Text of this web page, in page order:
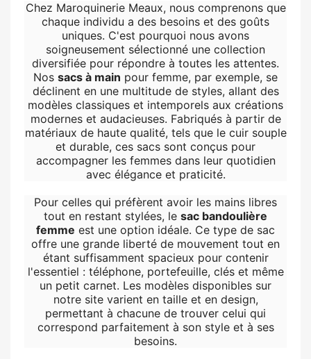
Chez Maroquinerie Meaux, nous comprenons que
chaque individu a des besoins et des goûts
uniques. C'est pourquoi nous avons
soigneusement sélectionné une collection
diversifiée pour répondre à toutes les attentes.
Nos sacs à main pour femme, par exemple, se
déclinent en une multitude de styles, allant des
modèles classiques et intemporels aux créations
modernes et audacieuses. Fabriqués à partir de
matériaux de haute qualité, tels que le cuir souple
et durable, ces sacs sont conçus pour
accompagner les femmes dans leur quotidien
avec élégance et praticité.
Pour celles qui préfèrent avoir les mains libres
tout en restant stylées, le sac bandoulière
femme est une option idéale. Ce type de sac
offre une grande liberté de mouvement tout en
étant suffisamment spacieux pour contenir
l'essentiel : téléphone, portefeuille, clés et même
un petit carnet. Les modèles disponibles sur
notre site varient en taille et en design,
permettant à chacune de trouver celui qui
correspond parfaitement à son style et à ses
besoins.